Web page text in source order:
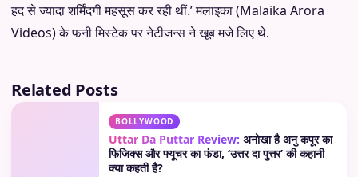
हद से ज्यादा शर्मिंदगी महसूस कर रही थीं.’ मलाइका (Malaika Arora
Videos) के फनी मिस्टेक पर नेटीजन्स ने खूब मजे लिए थे.
Related Posts
BOLLYWOOD
Uttar Da Puttar Review: अनोखा है अनु कपूर का
फिजिक्स और फ्यूचर का फंडा, ‘उत्तर दा पुत्तर’ की कहानी
क्या कहती है?